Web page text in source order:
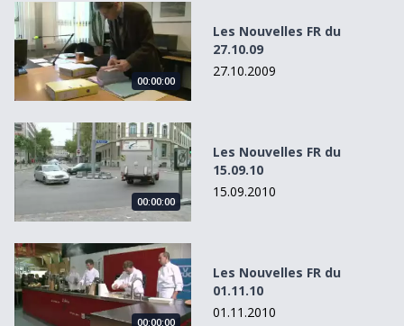
Les Nouvelles FR du 27.10.09
00:00:00
Les Nouvelles FR du
27.10.09
27.10.2009
Les Nouvelles FR du 15.09.10
00:00:00
Les Nouvelles FR du
15.09.10
15.09.2010
Les Nouvelles FR du 01.11.10
00:00:00
Les Nouvelles FR du
01.11.10
01.11.2010